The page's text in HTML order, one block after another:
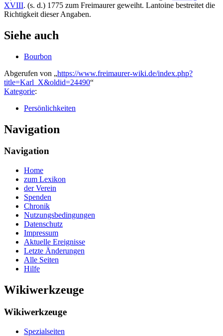
XVIII. (s. d.) 1775 zum Freimaurer geweiht. Lantoine bestreitet die
Richtigkeit dieser Angaben.
Siehe auch
Bourbon
Abgerufen von „https://www.freimaurer-wiki.de/index.php?
title=Karl_X&oldid=24490“
Kategorie:
Persönlichkeiten
Navigation
Navigation
Home
zum Lexikon
der Verein
Spenden
Chronik
Nutzungsbedingungen
Datenschutz
Impressum
Aktuelle Ereignisse
Letzte Änderungen
Alle Seiten
Hilfe
Wikiwerkzeuge
Wikiwerkzeuge
Spezialseiten